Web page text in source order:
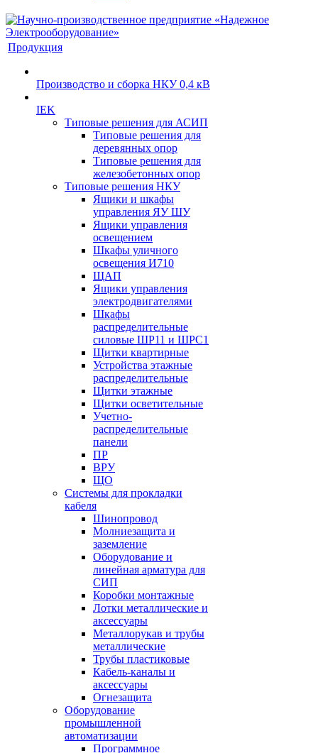
Продукция
Производство и сборка НКУ 0,4 кВ
IEK
Типовые решения для АСИП
Типовые решения для
деревянных опор
Типовые решения для
железобетонных опор
Типовые решения НКУ
Ящики и шкафы
управления ЯУ ШУ
Ящики управления
освещением
Шкафы уличного
освещения И710
ЩАП
Ящики управления
электродвигателями
Шкафы
распределительные
силовые ШР11 и ШРС1
Щитки квартирные
Устройства этажные
распределительные
Щитки этажные
Щитки осветительные
Учетно-
распределительные
панели
ПР
ВРУ
ЩО
Системы для прокладки
кабеля
Шинопровод
Молниезащита и
заземление
Оборудование и
линейная арматура для
СИП
Коробки монтажные
Лотки металлические и
аксессуары
Металлорукав и трубы
металлические
Трубы пластиковые
Кабель-каналы и
аксессуары
Огнезащита
Оборудование
промышленной
автоматизации
Программное